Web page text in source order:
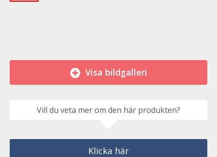
Visa bildgalleri
Vill du veta mer om den här produkten?
Klicka här